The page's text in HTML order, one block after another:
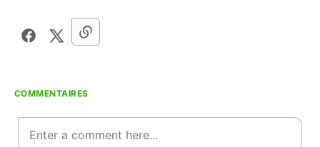
COMMENTAIRES